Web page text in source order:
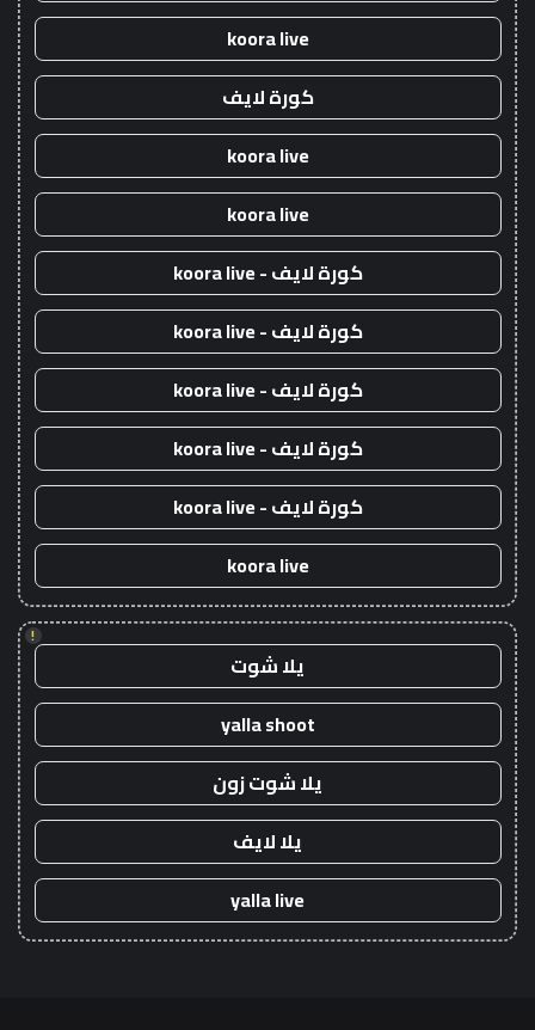
koora live
كورة لايف
koora live
koora live
كورة لايف - koora live
كورة لايف - koora live
كورة لايف - koora live
كورة لايف - koora live
كورة لايف - koora live
koora live
!
يلا شوت
yalla shoot
يلا شوت زون
يلا لايف
yalla live